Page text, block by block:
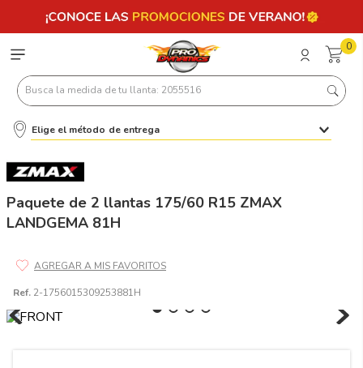
0
Busca la medida de tu llanta: 2055516
Elige el método de entrega
Paquete de 2 llantas 175/60 R15 ZMAX
LANDGEMA 81H
Ref. 2-1756015309253881H
Términos más buscados
2
6 185